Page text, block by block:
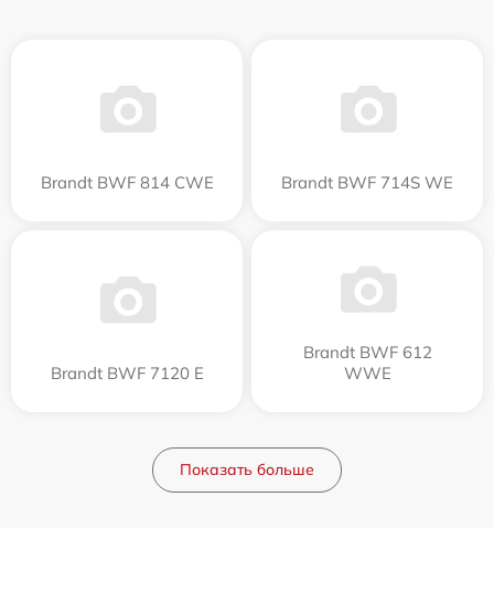
Brandt BWF 814 CWE Brandt BWF 714S WE
Brandt BWF 7120 E
Brandt BWF 612
WWE
Показать больше